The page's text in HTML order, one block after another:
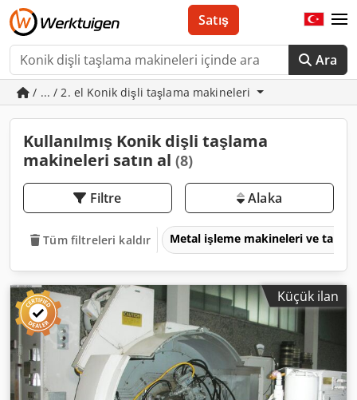
Ara
Satış
/ ... / 2. el Konik dişli taşlama makineleri
Kullanılmış Konik dişli taşlama
makineleri satın al (8)
Filtre Alaka
Tüm filtreleri kaldır Metal işleme makineleri ve
Küçük ilan